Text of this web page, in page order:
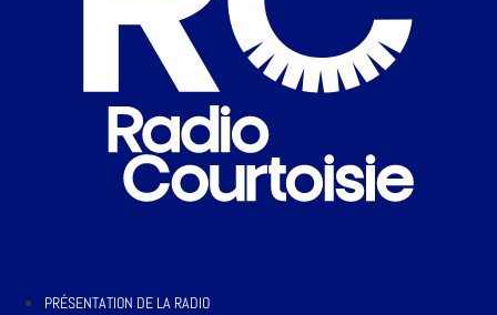
PRÉSENTATION DE LA RADIO